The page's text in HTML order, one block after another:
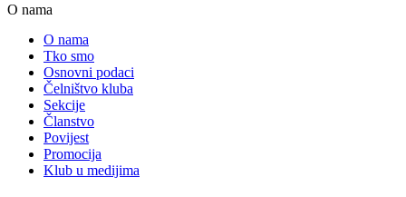
O nama
O nama
Tko smo
Osnovni podaci
Čelništvo kluba
Sekcije
Članstvo
Povijest
Promocija
Klub u medijima